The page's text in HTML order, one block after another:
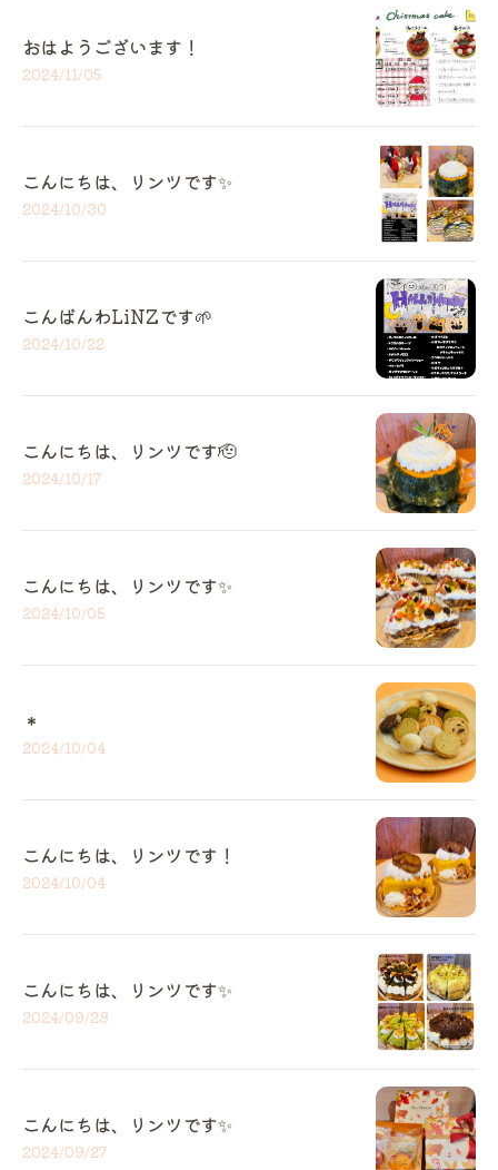
おはようございます！
2024/11/05
こんにちは、リンツです✨️
2024/10/30
こんばんわLiNZです🌱
2024/10/22
こんにちは、リンツです🫡
2024/10/17
こんにちは、リンツです✨️
2024/10/05
＊
2024/10/04
こんにちは、リンツです！
2024/10/04
こんにちは、リンツです✨️
2024/09/28
こんにちは、リンツです✨️
2024/09/27